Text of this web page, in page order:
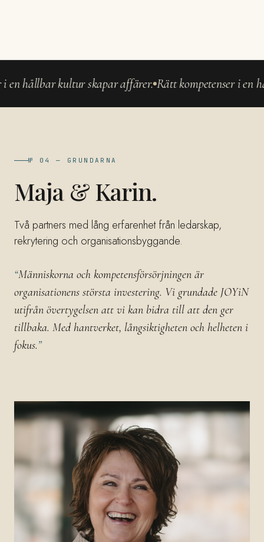
hållbar kultur skapar affärer. Rätt kompetenser i en
№ 04 — GRUNDARNA
Maja & Karin.
Två partners med lång erfarenhet från ledarskap,
rekrytering och organisationsbyggande.
“Människorna och kompetensförsörjningen är
organisationens största investering. Vi grundade JOYiN
utifrån övertygelsen att vi kan bidra till att den ger
tillbaka. Med hantverket, långsiktigheten och helheten i
fokus.”